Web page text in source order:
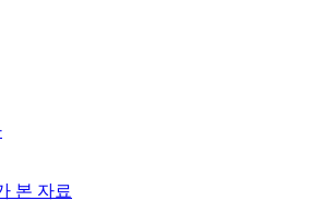
본 자료